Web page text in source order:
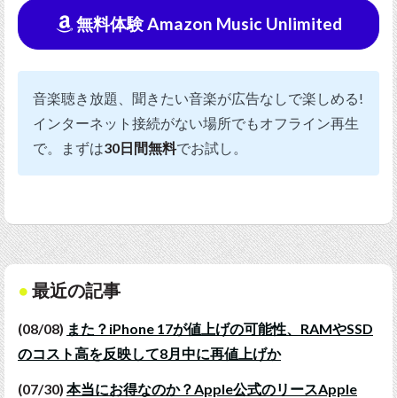
無料体験 Amazon Music Unlimited
音楽聴き放題、聞きたい音楽が広告なしで楽しめる!
インターネット接続がない場所でもオフライン再生
で。まずは30日間無料でお試し。
最近の記事
(08/08) また？iPhone 17が値上げの可能性、RAMやSSD
のコスト高を反映して8月中に再値上げか
(07/30) 本当にお得なのか？Apple公式のリースApple